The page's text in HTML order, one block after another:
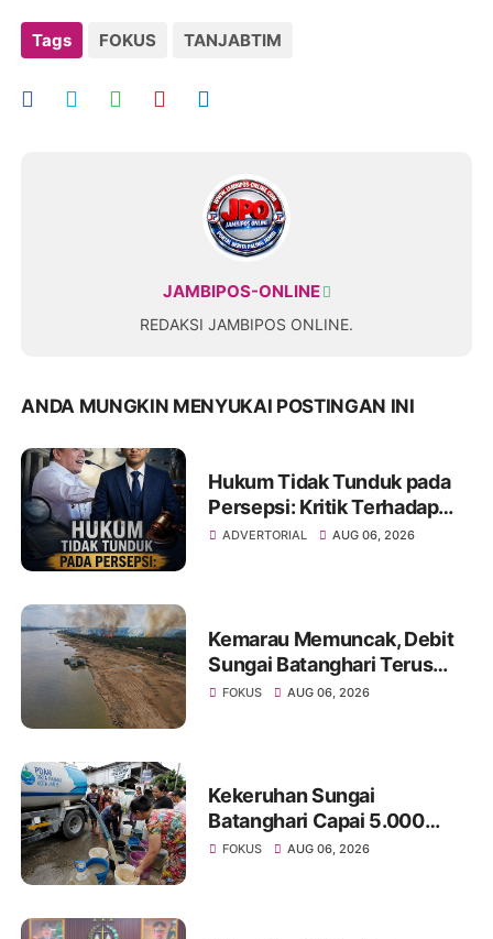
Tags FOKUS TANJABTIM
JAMBIPOS-ONLINE
REDAKSI JAMBIPOS ONLINE.
ANDA MUNGKIN MENYUKAI POSTINGAN INI
Hukum Tidak Tunduk pada
Persepsi: Kritik Terhadap
Monopoli Kebenaran oleh
ADVERTORIAL AUG 06, 2026
Kemarau Memuncak, Debit
Sungai Batanghari Terus
Menyusut, Jambi Hadapi
FOKUS AUG 06, 2026
Kekeruhan Sungai
Batanghari Capai 5.000
NTU, Distribusi Air PDAM
FOKUS AUG 06, 2026